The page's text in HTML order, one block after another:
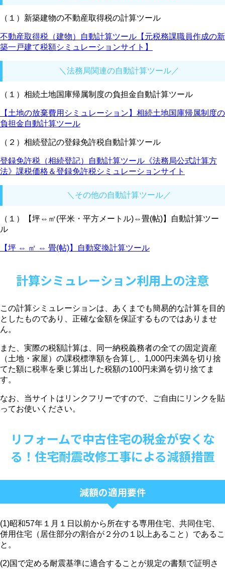
（１）新築建物の不動産取得税の計算ツール
不動産取得税（建物）自動計算ツール【元税務課職員作成の新
築一戸建て税額シミュレーションサイト】
＼法務局関連の自動計算ツール／
（１）相続土地国庫帰属制度の負担金自動計算ツール
【土地の放棄費用シミュレーション】相続土地国庫帰属制度の
負担金自動計算ツール
（２）相続登記の登録免許税自動計算ツール
登録免許税（相続登記）自動計算ツール《法務局公式計算方
法》課税価格＆登録免許税シミュレーションサイト
＼その他の自動計算ツール／
（１）【坪⇔㎡(平米・平方メートル)⇔畳(帖)】自動計算ツー
ル
【坪 ⇔ ㎡ ⇔ 畳(帖)】自動変換計算ツール
計算シミュレーション利用上の注意
この計算シミュレーションは、あくまでも簡易的な計算を目的
としたものであり、正確な金額を保証するものではありませ
ん。
また、実際の税額計算は、同一納税義務者の全ての固定資産
（土地・家屋）の課税標準額を合算し、1,000円未満を切り捨
てた額に税率を乗じ算出した税額の100円未満を切り捨てま
す。
なお、当サイトはリンクフリーですので、ご自由にリンクを貼
ってお使いください。
リフォームで中古住宅の税金が安くな
る！住宅耐震改修工事による減額措置
減額の適用要件
(1)昭和57年１月１日以前から所在する専用住宅、共同住宅、
併用住宅（居住部分の割合が２分の１以上あること）であるこ
と。
(2)国で定める耐震基準に適合することが規定の書類で証明さ